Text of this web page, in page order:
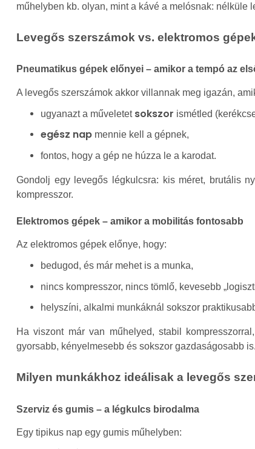
műhelyben kb. olyan, mint a kávé a melósnak: nélküle
Levegős szerszámok vs. elektromos
Pneumatikus gépek előnyei – amikor a tempó az
A levegős szerszámok akkor villannak meg igazán,
ugyanazt a műveletet sokszor ismétled
egész nap mennie kell a gépnek,
fontos, hogy a gép ne húzza le a karodat.
Gondolj egy levegős légkulcsra: kis méret, brutális
kompresszor.
Elektromos gépek – amikor a mobilitás fontosabb
Az elektromos gépek előnye, hogy:
bedugod, és már mehet is a munka,
nincs kompresszor, nincs tömlő, kevesebb
helyszíni, alkalmi munkáknál sokszor
Ha viszont már van műhelyed, stabil
gyorsabb, kényelmesebb és sokszor gazdaságosabb is.
Milyen munkákhoz ideálisak a levegős
Szerviz és gumis – a légkulcs birodalma
Egy tipikus nap egy gumis műhelyben: